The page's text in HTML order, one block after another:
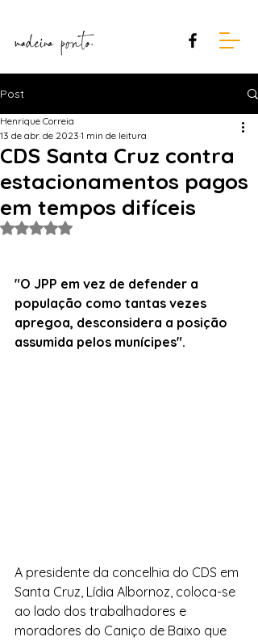
Post
CDS Santa Cruz contra
estacionamentos pagos
em tempos difíceis
Henrique Correia
13 de abr. de 2023 1 min de leitura
Avaliado com NaN de 5 estrelas.
"O JPP em vez de defender a
população como tantas vezes
apregoa, desconsidera a posição
assumida pelos munícipes".
A presidente da concelhia do CDS em
Santa Cruz, Lídia Albornoz, coloca-se
ao lado dos trabalhadores e
moradores do Caniço de Baixo que